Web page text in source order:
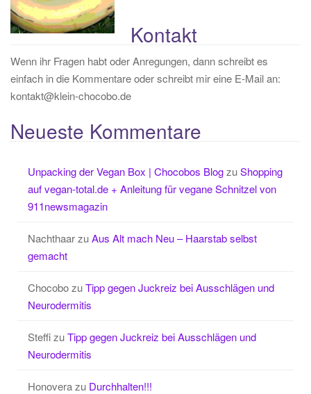
Kontakt
Wenn ihr Fragen habt oder Anregungen, dann schreibt es
einfach in die Kommentare oder schreibt mir eine E-Mail an:
kontakt@klein-chocobo.de
Neueste Kommentare
Unpacking der Vegan Box | Chocobos BlogzuShopping
auf vegan-total.de + Anleitung für vegane Schnitzel von
911newsmagazin
NachthaarzuAus Alt mach Neu – Haarstab selbst
gemacht
ChocobozuTipp gegen Juckreiz bei Ausschlägen und
Neurodermitis
SteffizuTipp gegen Juckreiz bei Ausschlägen und
Neurodermitis
Honoverazu Durchhalten!!!